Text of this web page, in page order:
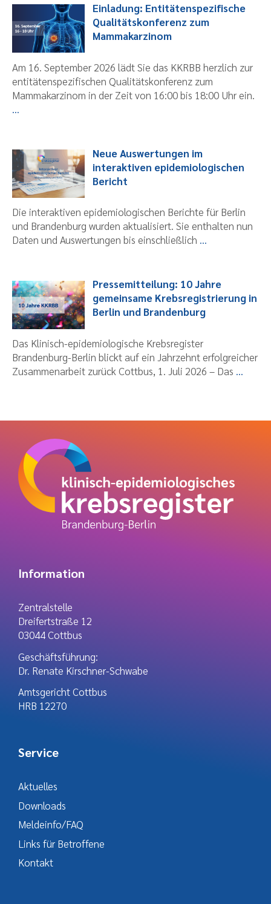
Einladung: Entitätenspezifische
Qualitätskonferenz zum
Mammakarzinom
Am 16. September 2026 lädt Sie das KKRBB herzlich zur
entitätenspezifischen Qualitätskonferenz zum
Mammakarzinom in der Zeit von 16:00 bis 18:00 Uhr ein.
...
Neue Auswertungen im
interaktiven epidemiologischen
Bericht
Die interaktiven epidemiologischen Berichte für Berlin
und Brandenburg wurden aktualisiert. Sie enthalten nun
Daten und Auswertungen bis einschließlich ...
Pressemitteilung: 10 Jahre
gemeinsame Krebsregistrierung in
Berlin und Brandenburg
Das Klinisch-epidemiologische Krebsregister
Brandenburg-Berlin blickt auf ein Jahrzehnt erfolgreicher
Zusammenarbeit zurück Cottbus, 1. Juli 2026 – Das ...
Information
Zentralstelle
Dreifertstraße 12
03044 Cottbus
Geschäftsführung:
Dr. Renate Kirschner-Schwabe
Amtsgericht Cottbus
HRB 12270
Service
Aktuelles
Downloads
Meldeinfo/FAQ
Links für Betroffene
Kontakt